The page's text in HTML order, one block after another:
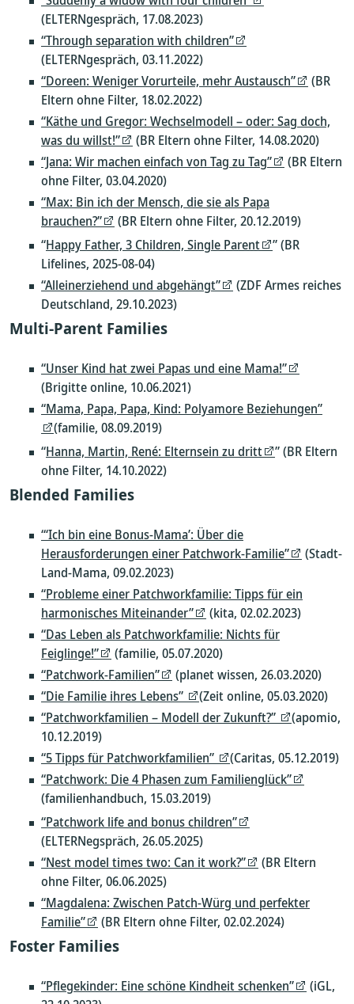
(ELTERNgespräch, 17.08.2023)
“Through separation with children”
(ELTERNgespräch, 03.11.2022)
“Doreen: Weniger Vorurteile, mehr Austausch”
(BR
Eltern ohne Filter, 18.02.2022)
“Käthe und Gregor: Wechselmodell – oder: Sag doch,
was du willst!”
(BR Eltern ohne Filter, 14.08.2020)
“Jana: Wir machen einfach von Tag zu Tag”
(BR Eltern
ohne Filter, 03.04.2020)
“Max: Bin ich der Mensch, die sie als Papa
brauchen?”
(BR Eltern ohne Filter, 20.12.2019)
“Happy Father, 3 Children, Single Parent
” (BR
Lifelines, 2025-08-04)
“Alleinerziehend und abgehängt”
(ZDF Armes reiches
Deutschland, 29.10.2023)
Multi-Parent Families
“Unser Kind hat zwei Papas und eine Mama!”
(Brigitte online, 10.06.2021)
“Mama, Papa, Papa, Kind: Polyamore Beziehungen”
(familie, 08.09.2019)
“Hanna, Martin, René: Elternsein zu dritt
” (BR Eltern
ohne Filter, 14.10.2022)
Blended Families
“‘Ich bin eine Bonus-Mama’: Über die
Herausforderungen einer Patchwork-Familie”
(Stadt-
Land-Mama, 09.02.2023)
“Probleme einer Patchworkfamilie: Tipps für ein
harmonisches Miteinander”
(kita, 02.02.2023)
“Das Leben als Patchworkfamilie: Nichts für
Feiglinge!”
(familie, 05.07.2020)
“Patchwork-Familien”
(planet wissen, 26.03.2020)
“Die Familie ihres Lebens”
(Zeit online, 05.03.2020)
“Patchworkfamilien – Modell der Zukunft?”
(apomio,
10.12.2019)
“5 Tipps für Patchworkfamilien”
(Caritas, 05.12.2019)
“Patchwork: Die 4 Phasen zum Familienglück”
(familienhandbuch, 15.03.2019)
“Patchwork life and bonus children”
(ELTERNegspräch, 26.05.2025)
“Nest model times two: Can it work?”
(BR Eltern
ohne Filter, 06.06.2025)
“Magdalena: Zwischen Patch-Würg und perfekter
Familie”
(BR Eltern ohne Filter, 02.02.2024)
Foster Families
“Pflegekinder: Eine schöne Kindheit schenken”
(iGL,